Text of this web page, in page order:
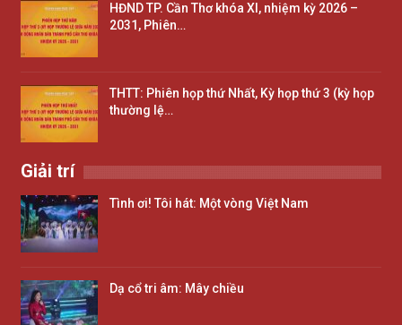
HĐND TP. Cần Thơ khóa XI, nhiệm kỳ 2026 –
2031, Phiên…
THTT: Phiên họp thứ Nhất, Kỳ họp thứ 3 (kỳ họp
thường lệ…
Giải trí
Tình ơi! Tôi hát: Một vòng Việt Nam
Dạ cổ tri âm: Mây chiều